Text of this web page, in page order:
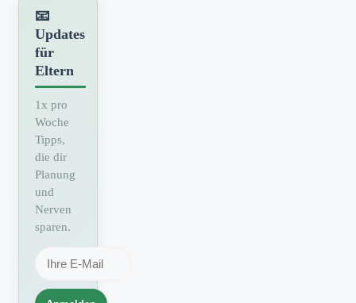
📧
Updates
für
Eltern
1x pro
Woche
Tipps,
die dir
Planung
und
Nerven
sparen.